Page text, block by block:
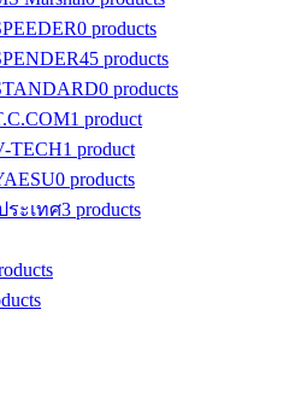
0 products
45 products
0 products
1 product
TECH1 product
0 products
ระเทศ3 products